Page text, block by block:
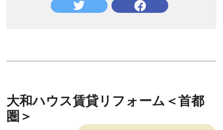
大和ハウス賃貸リフォーム＜首都
圏＞